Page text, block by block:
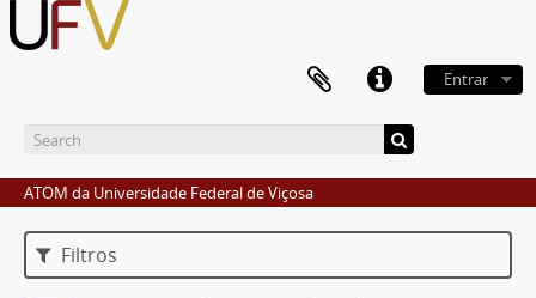
Entrar
ATOM da Universidade Federal de Viçosa
Filtros